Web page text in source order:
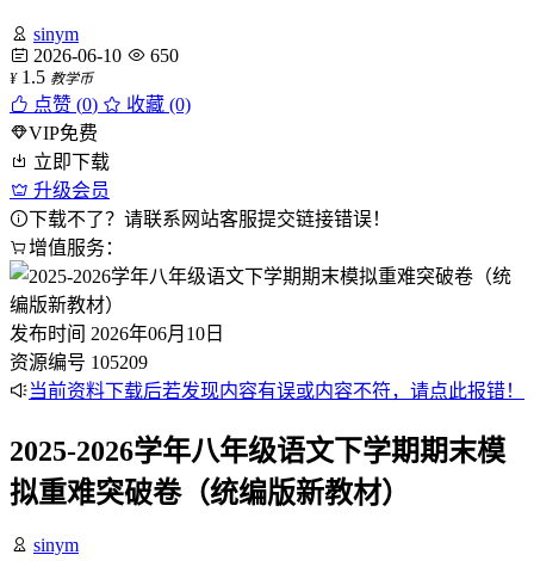
sinym
2026-06-10
650
¥ 1.5 教学币
点赞 (0)
收藏 (0)
VIP免费
立即下载
升级会员
下载不了？请联系网站客服提交链接错误！
增值服务：
发布时间 2026年06月10日
资源编号 105209
当前资料下载后若发现内容有误或内容不符，请点此报错！
2025-2026学年八年级语文下学期期末模
拟重难突破卷（统编版新教材）
sinym